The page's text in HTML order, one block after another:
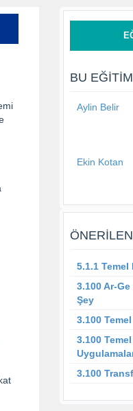
BU
Aylin Belir
Ekin Kotan
5.1.1
3.100 Ar-
Şey
3.100
3.100
3.100